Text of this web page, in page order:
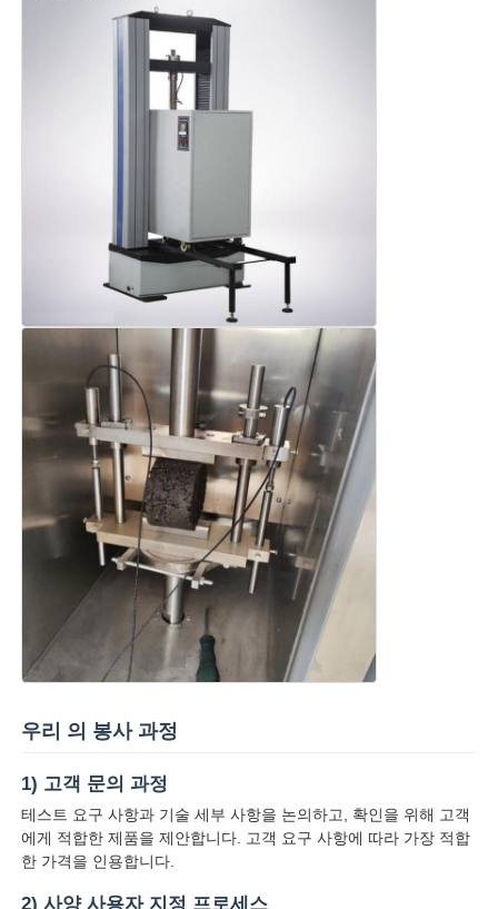
우리 의 봉사 과정
1) 고객 문의 과정
테스트 요구 사항과 기술 세부 사항을 논의하고, 확인을 위해 고객
에게 적합한 제품을 제안합니다. 고객 요구 사항에 따라 가장 적합
한 가격을 인용합니다.
2) 사양 사용자 지정 프로세스